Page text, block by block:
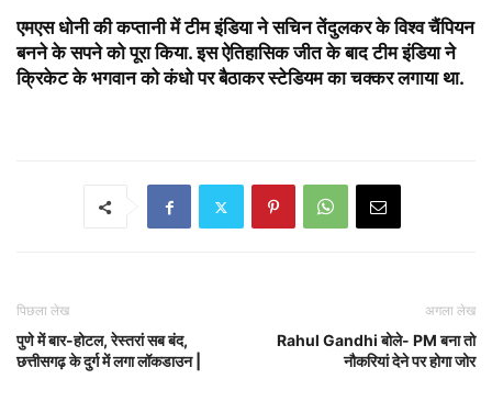
एमएस धोनी की कप्तानी में टीम इंडिया नेसचिन तेंदुलकर के विश्व चैंपियन
बनने के सपने को पूरा किया. इस ऐतिहासिक जीत के बाद टीम इंडिया ने
क्रिकेट के भगवान को कंधो पर बैठाकर स्टेडियम का चक्कर लगाया था.
पिछला लेख
पुणे में बार-होटल, रेस्तरां सब बंद,
छत्तीसगढ़ के दुर्ग में लगा लॉकडाउन |
अगला लेख
Rahul Gandhi बोले- PM बना तो
नौकरियां देने पर होगा जोर